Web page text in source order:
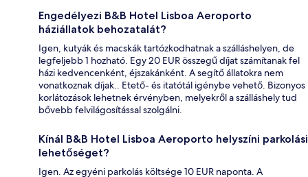
Engedélyezi B&B Hotel Lisboa Aeroporto
háziállatok behozatalát?
Igen, kutyák és macskák tartózkodhatnak a szálláshelyen, de
legfeljebb 1 hozható. Egy 20 EUR összegű díjat számítanak fel
házi kedvencenként, éjszakánként. A segítő állatokra nem
vonatkoznak díjak.. Etető- és itatótál igénybe vehető. Bizonyos
korlátozások lehetnek érvényben, melyekről a szálláshely tud
bővebb felvilágosítással szolgálni.
Kínál B&B Hotel Lisboa Aeroporto helyszíni parkolási
lehetőséget?
Igen. Az egyéni parkolás költsége 10 EUR naponta. A